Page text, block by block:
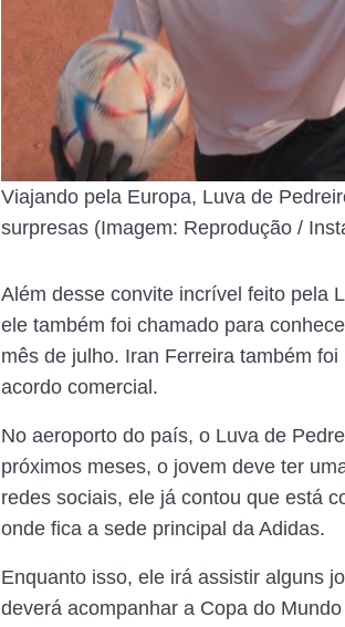
Viajando pela Europa, Luva de
surpresas (Imagem: Reprodução /
Além desse convite incrível feito pela
ele também foi chamado para
mês de julho. Iran Ferreira também
acordo comercial.
No aeroporto do país, o Luva de
próximos meses, o jovem deve ter
redes sociais, ele já contou que está
onde fica a sede principal da Adidas.
Enquanto isso, ele irá assistir alguns
deverá acompanhar a Copa do